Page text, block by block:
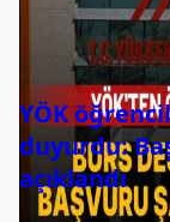
YÖK
duyurdu:
açıklandı